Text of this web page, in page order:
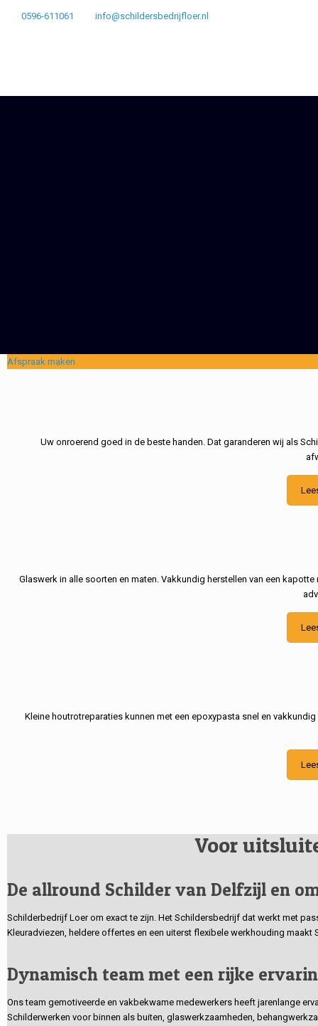
0596-611061 info@schildersbedrijfloer.nl
Afspraak maken
Uw onroerend goed in de beste handen. Dat garanderen wij als
Glaswerk in alle soorten en maten. Vakkundig herstellen van een
Kleine houtrotreparaties kunnen met een epoxypasta snel en
Voor
De allround Schilder van Delfzijl en
Schilderbedrijf Loer om exact te zijn. Het Schildersbedrijf dat werkt met
Kleuradviezen, heldere offertes en een uiterst flexibele werkhouding
Dynamisch team met een rijke
Ons team gemotiveerde en vakbekwame medewerkers heeft jarenlange
Schilderwerken voor binnen als buiten, glaswerkzaamheden,